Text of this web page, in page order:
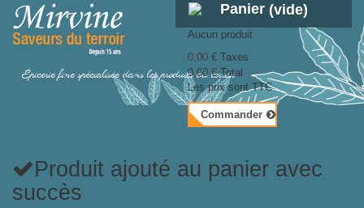
Épicerie fine spécialisée dans les produits du terroir
Panier (vide)
Aucun produit
0,00 € Taxes
0,00 € Total
Les prix sont TTC
Commander
Produit ajouté au panier avec
succès